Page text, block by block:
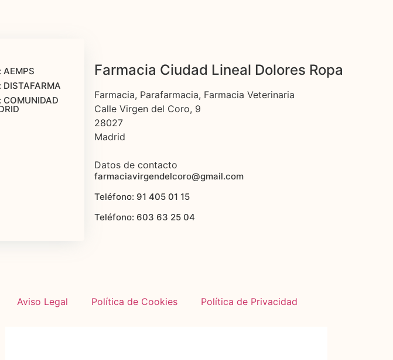
AEMPS
DISTAFARMA
COMUNIDAD
Farmacia Ciudad Lineal Dolores Ropa
Farmacia, Parafarmacia, Farmacia Veterinaria
Calle Virgen del Coro, 9
28027
Madrid
Datos de contacto
farmaciavirgendelcoro@gmail.com
Teléfono: 91 405 01 15
Teléfono: 603 63 25 04
Aviso Legal Política de Cookies Política de Privacidad